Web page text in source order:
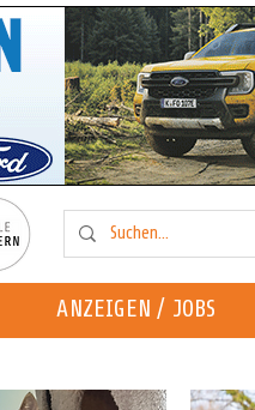
ANZEIGEN / JOBS